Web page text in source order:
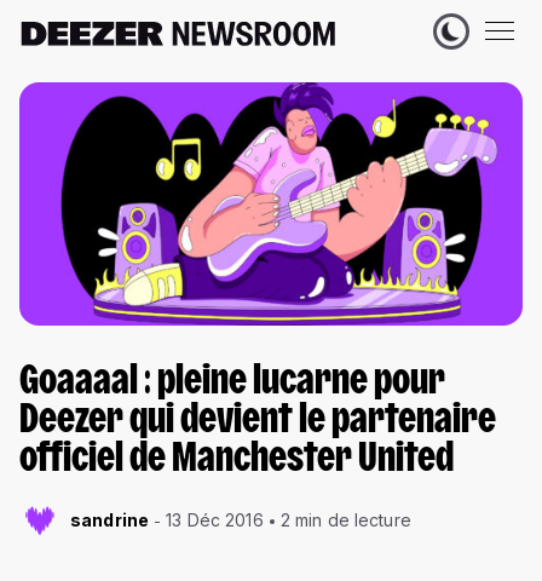
Goaaaal : pleine lucarne pour
Deezer qui devient le partenaire
officiel de Manchester United
sandrine 13 Déc 2016 2 min de lecture